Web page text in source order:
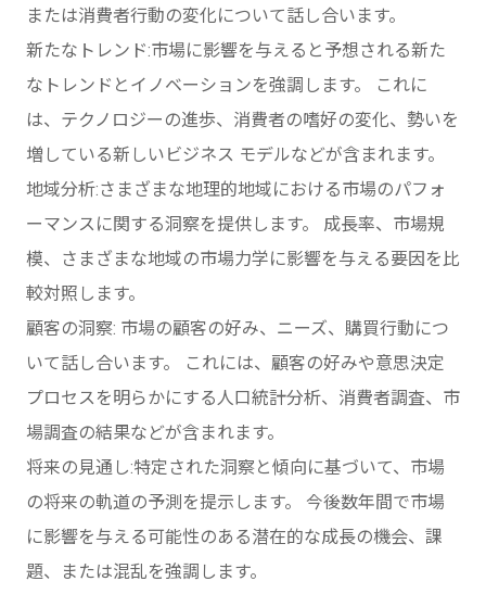
または消費者行動の変化について話し合います。
新たなトレンド:市場に影響を与えると予想される新た
なトレンドとイノベーションを強調します。 これに
は、テクノロジーの進歩、消費者の嗜好の変化、勢いを
増している新しいビジネス モデルなどが含まれます。
地域分析:さまざまな地理的地域における市場のパフォ
ーマンスに関する洞察を提供します。 成長率、市場規
模、さまざまな地域の市場力学に影響を与える要因を比
較対照します。
顧客の洞察: 市場の顧客の好み、ニーズ、購買行動につ
いて話し合います。 これには、顧客の好みや意思決定
プロセスを明らかにする人口統計分析、消費者調査、市
場調査の結果などが含まれます。
将来の見通し:特定された洞察と傾向に基づいて、市場
の将来の軌道の予測を提示します。 今後数年間で市場
に影響を与える可能性のある潜在的な成長の機会、課
題、または混乱を強調します。